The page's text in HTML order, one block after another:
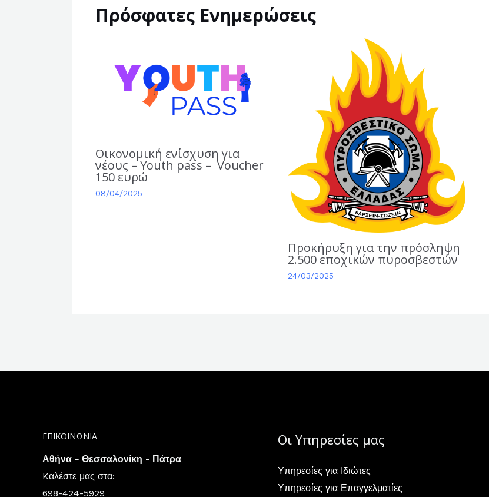
Πρόσφατες Ενημερώσεις
Οικονομική ενίσχυση για
νέους – Youth pass – Voucher
150 ευρώ
08/04/2025
Προκήρυξη για την πρόσληψη
2.500 εποχικών πυροσβεστών
24/03/2025
ΕΠΙΚΟΙΝΩΝΙΑ
Αθήνα - Θεσσαλονίκη - Πάτρα
Kαλέστε μας στα:
698-424-5929
Οι Υπηρεσίες μας
Υπηρεσίες για Ιδιώτες
Υπηρεσίες για Επαγγελματίες